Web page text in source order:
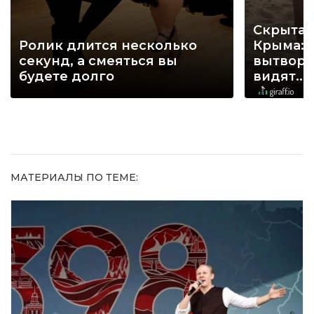
Ролик длится несколько
секунд, а смеяться вы
будете долго
Крыма:
видят...
МАТЕРИАЛЫ ПО ТЕМЕ: